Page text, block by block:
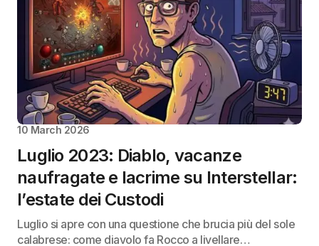
10 March 2026
Luglio 2023: Diablo, vacanze
naufragate e lacrime su Interstellar:
l’estate dei Custodi
Luglio si apre con una questione che brucia più del sole
calabrese: come diavolo fa Rocco a livellare…